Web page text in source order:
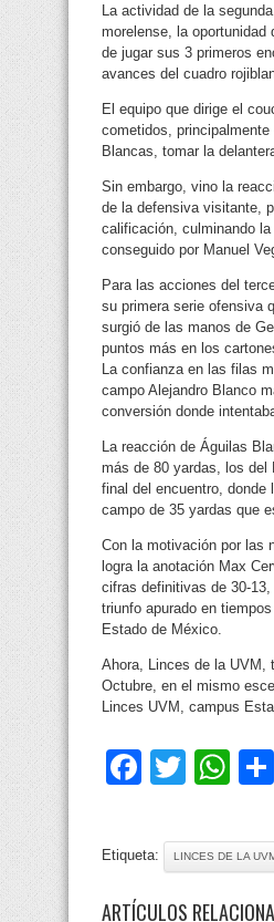
La actividad de la
morelense, la
de jugar sus 3 primeros
avances del cuadro
El equipo que dirige el
cometidos,
Blancas, tomar la
Sin embargo, vino la
de la defensiva visitante,
calificación, culminando
conseguido por Manuel
Para las acciones del
su primera serie ofensiva
surgió de las manos de
puntos más en los
La confianza en las filas
campo Alejandro Blanco
conversión donde
La reacción de Águilas
más de 80 yardas, los del
final del encuentro, donde
campo de 35 yardas que
Con la motivación por las
logra la anotación Max
cifras definitivas de 30-
triunfo apurado en
Estado de México.
Ahora, Linces de la UVM,
Octubre, en el mismo
Linces UVM, campus
Twitter
Etiqueta: LINCES DE LA
ARTÍCULOS